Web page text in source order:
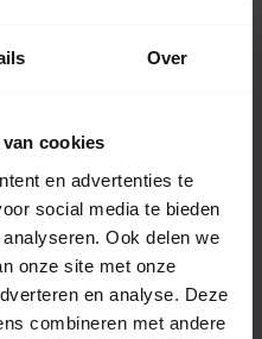
Over
cookies
en advertenties te
social media te bieden
Ook delen we
onze site met onze
en analyse. Deze
combineren met andere
vragen